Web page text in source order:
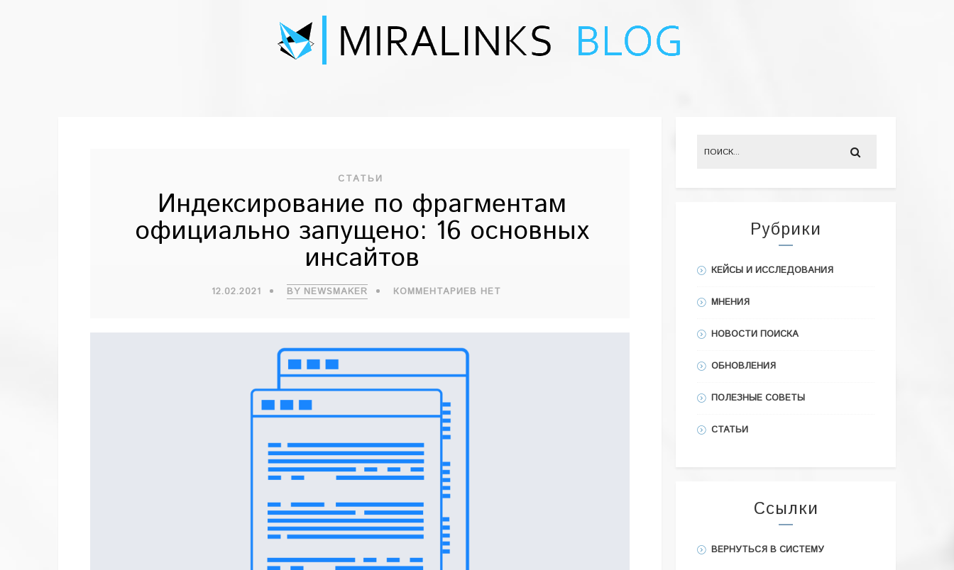
СТАТЬИ
Индексирование по фрагментам
официально запущено: 16 основных
инсайтов
12.02.2021 BY NEWSMAKER КОММЕНТАРИЕВ НЕТ
Рубрики
КЕЙСЫ И ИССЛЕДОВАНИЯ
МНЕНИЯ
НОВОСТИ ПОИСКА
ОБНОВЛЕНИЯ
ПОЛЕЗНЫЕ СОВЕТЫ
СТАТЬИ
Ссылки
ВЕРНУТЬСЯ В СИСТЕМУ